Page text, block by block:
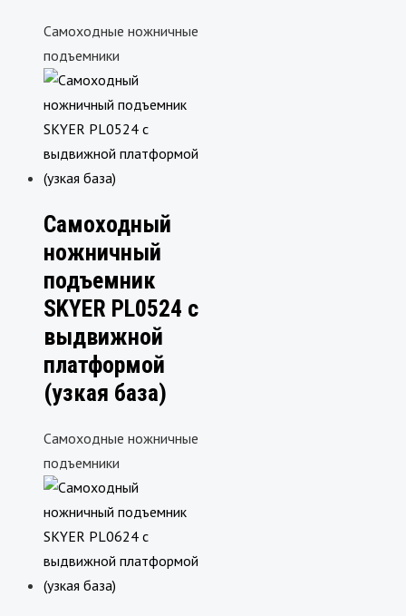
Самоходные ножничные
подъемники
Самоходный
ножничный
подъемник
SKYER PL0524 с
выдвижной
платформой
(узкая база)
Самоходные ножничные
подъемники